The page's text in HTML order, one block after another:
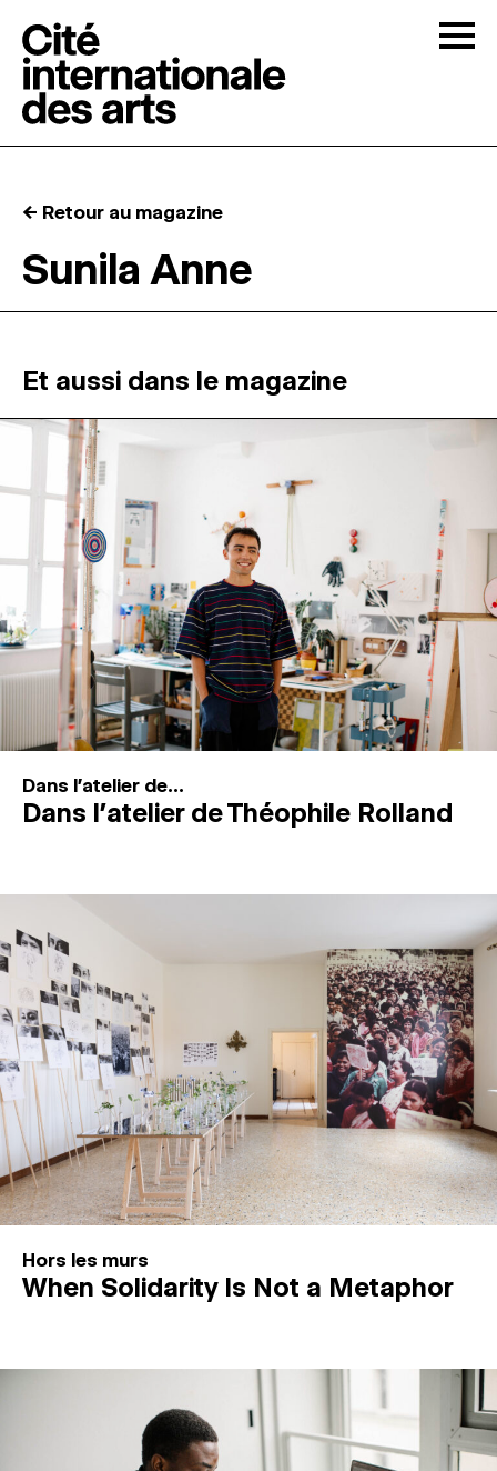
RÉSIDENCES ↓
ATELIERS OUVERTS
PROGRAMMATION
MAGAZINE
ESPACES DE PRATIQUE ARTISTIQUE ↓
Recherche
Connexion
← Retour au magazine
Sunila Anne
Et aussi dans le magazine
Dans l'atelier de...
Dans l’atelier de Théophile Rolland
Hors les murs
When Solidarity Is Not a Metaphor